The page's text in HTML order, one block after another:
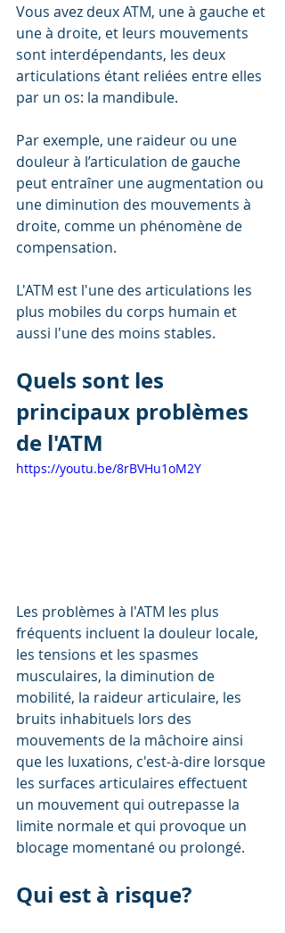
Vous avez deux ATM, une à gauche et
une à droite, et leurs mouvements
sont interdépendants, les deux
articulations étant reliées entre elles
par un os: la mandibule.
Par exemple, une raideur ou une
douleur à l’articulation de gauche
peut entraîner une augmentation ou
une diminution des mouvements à
droite, comme un phénomène de
compensation.
L'ATM est l'une des articulations les
plus mobiles du corps humain et
aussi l'une des moins stables.
Quels sont les
principaux problèmes
de l'ATM
https://youtu.be/8rBVHu1oM2Y
Les problèmes à l'ATM les plus
fréquents incluent la douleur locale,
les tensions et les spasmes
musculaires, la diminution de
mobilité, la raideur articulaire, les
bruits inhabituels lors des
mouvements de la mâchoire ainsi
que les luxations, c'est-à-dire lorsque
les surfaces articulaires effectuent
un mouvement qui outrepasse la
limite normale et qui provoque un
blocage momentané ou prolongé.
Qui est à risque?